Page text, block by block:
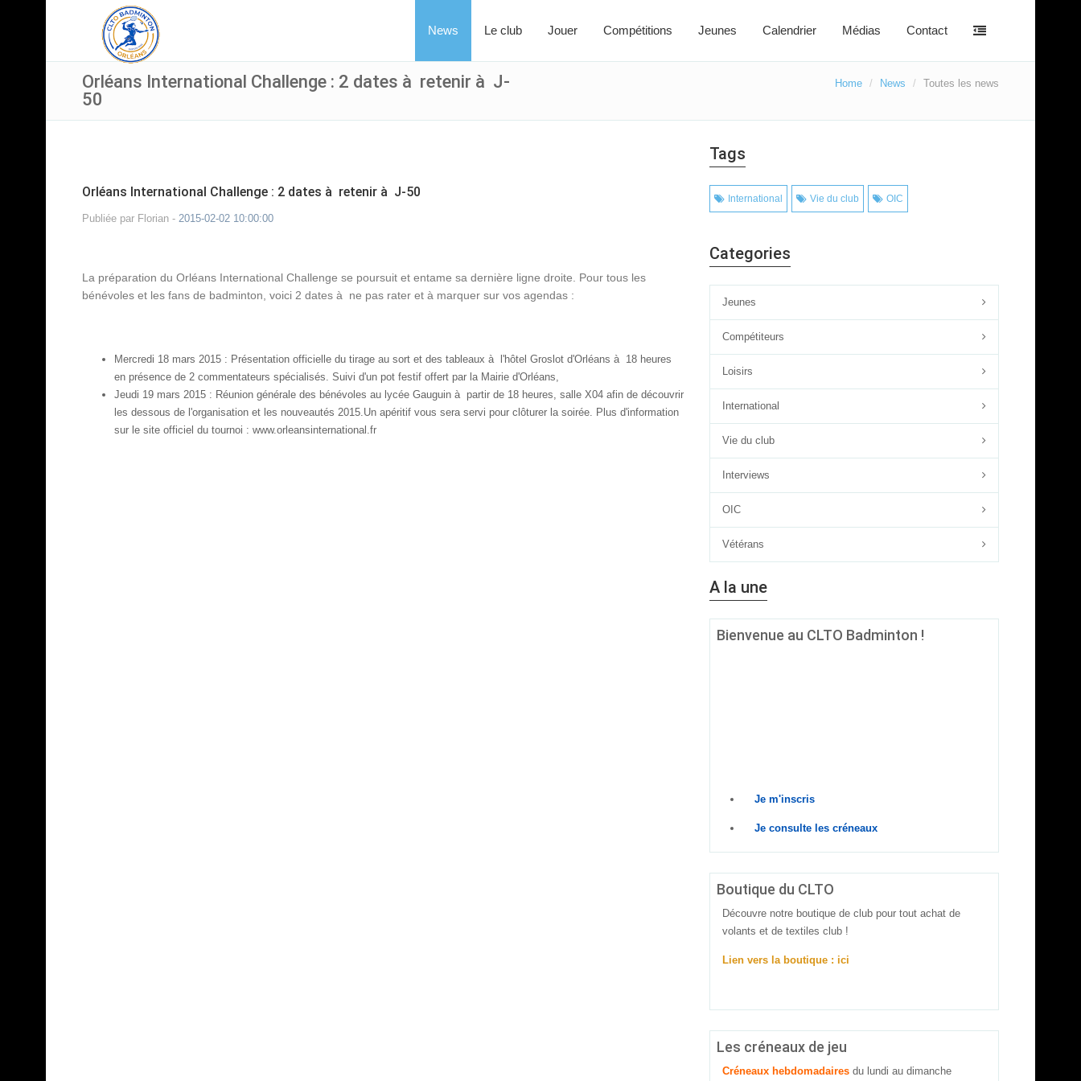
News Le club Jouer Compétitions Jeunes Calendrier Médias Contact
Orléans International Challenge : 2 dates à retenir à J-
50
Home News Toutes les news
Orléans International Challenge : 2 dates à retenir à J-50
Publiée par Florian - 2015-02-02 10:00:00
La préparation du Orléans International Challenge se poursuit et entame sa dernière ligne droite. Pour tous les
bénévoles et les fans de badminton, voici 2 dates à ne pas rater et à marquer sur vos agendas :
Mercredi 18 mars 2015 : Présentation officielle du tirage au sort et des tableaux à l'hôtel Groslot d'Orléans à 18 heures
en présence de 2 commentateurs spécialisés. Suivi d'un pot festif offert par la Mairie d'Orléans,
Jeudi 19 mars 2015 : Réunion générale des bénévoles au lycée Gauguin à partir de 18 heures, salle X04 afin de découvrir
les dessous de l'organisation et les nouveautés 2015.Un apéritif vous sera servi pour clôturer la soirée. Plus d'information
sur le site officiel du tournoi : www.orleansinternational.fr
Tags
International Vie du club OIC
Categories
Jeunes
Compétiteurs
Loisirs
International
Vie du club
Interviews
OIC
Vétérans
A la une
Bienvenue au CLTO Badminton !
Je m'inscris
Je consulte les créneaux
Boutique du CLTO
Découvre notre boutique de club pour tout achat de
volants et de textiles club !
Lien vers la boutique : ici
Les créneaux de jeu
Créneaux hebdomadaires du lundi au dimanche